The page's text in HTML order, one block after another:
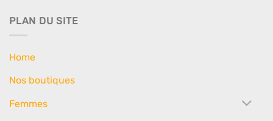
PLAN DU SITE
Home
Nos boutiques
Femmes